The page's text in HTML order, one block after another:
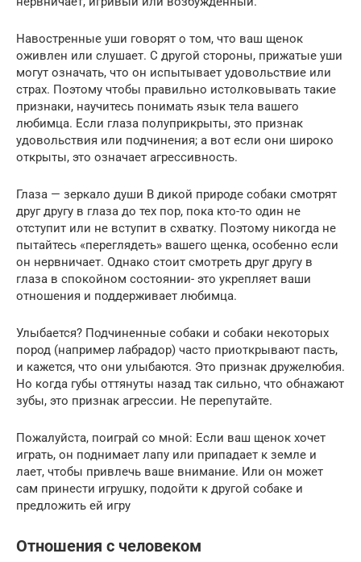
Навостренные уши говорят о том, что ваш щенок
оживлен или слушает. С другой стороны, прижатые уши
могут означать, что он испытывает удовольствие или
страх. Поэтому чтобы правильно истолковывать такие
признаки, научитесь понимать язык тела вашего
любимца. Если глаза полуприкрыты, это признак
удовольствия или подчинения; а вот если они широко
открыты, это означает агрессивность.
Глаза — зеркало души В дикой природе собаки смотрят
друг другу в глаза до тех пор, пока кто-то один не
отступит или не вступит в схватку. Поэтому никогда не
пытайтесь «переглядеть» вашего щенка, особенно если
он нервничает. Однако стоит смотреть друг другу в
глаза в спокойном состоянии- это укрепляет ваши
отношения и поддерживает любимца.
Улыбается? Подчиненные собаки и собаки некоторых
пород (например лабрадор) часто приоткрывают пасть,
и кажется, что они улыбаются. Это признак дружелюбия.
Но когда губы оттянуты назад так сильно, что обнажают
зубы, это признак агрессии. Не перепутайте.
Пожалуйста, поиграй со мной: Если ваш щенок хочет
играть, он поднимает лапу или припадает к земле и
лает, чтобы привлечь ваше внимание. Или он может
сам принести игрушку, подойти к другой собаке и
предложить ей игру
Отношения с человеком